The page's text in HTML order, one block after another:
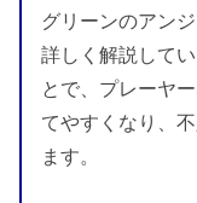
グリーンのアン
詳しく解説して
とで、プレーヤ
てやすくなり、
ます。